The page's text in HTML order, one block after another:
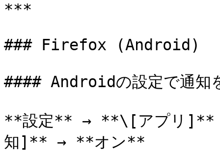
***
### Firefox (Android)
#### Androidの設定で通知
**設定** → **\[アプリ
知]** → **オン**